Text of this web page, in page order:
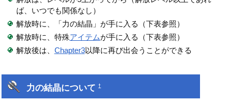
ば、いつでも関係なし）
解放時に、「力の結晶」が手に入る（下表参照）
解放時に、特殊アイテムが手に入る（下表参照）
解放後は、 Chapter3以降に再び出会うことができる
力の結晶について†